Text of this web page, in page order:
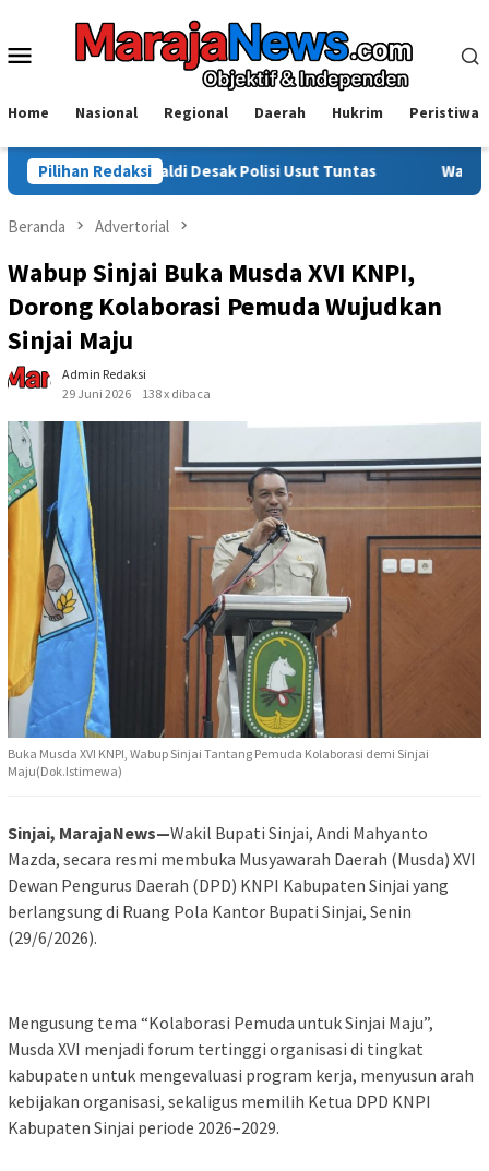
konten
Menu
Home Nasional Regional Daerah Hukrim Peristiwa
Pilihan Redaksi
Desak Polisi Usut Tuntas Warga Sinjai Tewas
Beranda Advertorial
Wabup Sinjai Buka Musda XVI KNPI,
Dorong Kolaborasi Pemuda Wujudkan
Sinjai Maju
Admin Redaksi
29 Juni 2026
138 x dibaca
Buka Musda XVI KNPI, Wabup Sinjai Tantang Pemuda Kolaborasi demi Sinjai
Maju(Dok.Istimewa)
Sinjai, MarajaNews—Wakil Bupati Sinjai, Andi Mahyanto
Mazda, secara resmi membuka Musyawarah Daerah (Musda) XVI
Dewan Pengurus Daerah (DPD) KNPI Kabupaten Sinjai yang
berlangsung di Ruang Pola Kantor Bupati Sinjai, Senin
(29/6/2026).
Mengusung tema “Kolaborasi Pemuda untuk Sinjai Maju”,
Musda XVI menjadi forum tertinggi organisasi di tingkat
kabupaten untuk mengevaluasi program kerja, menyusun arah
kebijakan organisasi, sekaligus memilih Ketua DPD KNPI
Kabupaten Sinjai periode 2026–2029.